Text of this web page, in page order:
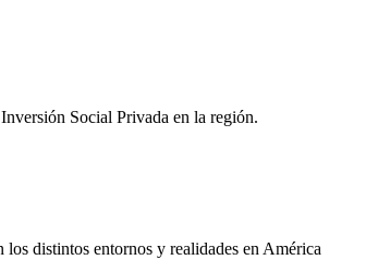
Social Privada en la región.
distintos entornos y realidades en América